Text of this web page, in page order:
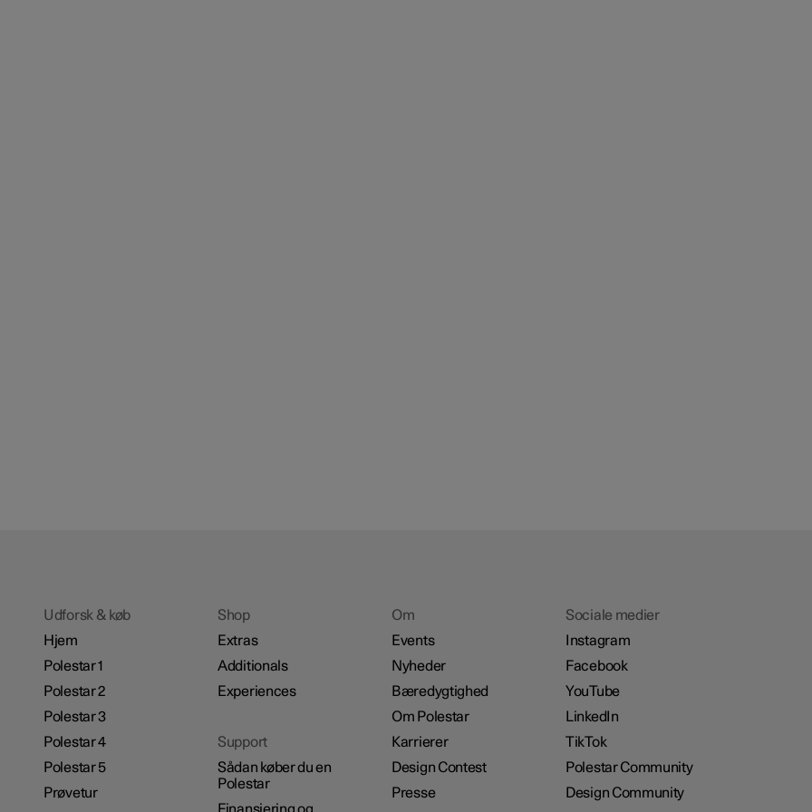
Udforsk & køb
Hjem
Polestar 1
Polestar 2
Polestar 3
Polestar 4
Polestar 5
Prøvetur
Shop
Extras
Additionals
Experiences
Support
Sådan køber du en
Polestar
Om
Events
Nyheder
Bæredygtighed
Om Polestar
Karrierer
Design Contest
Presse
Sociale medier
Instagram
Facebook
YouTube
LinkedIn
TikTok
Polestar Community
Design Community